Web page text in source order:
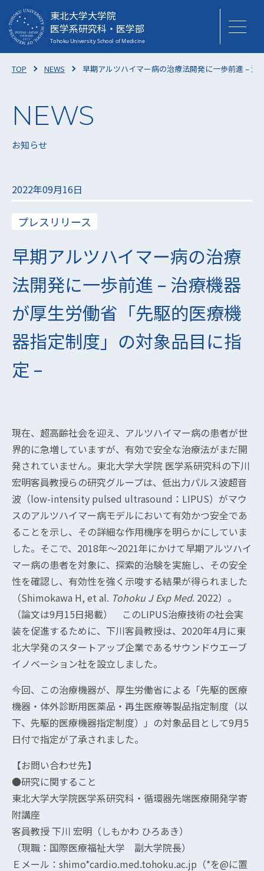
東北大学大学院
医学系研究科・医学部
TOP NEWS 早期アルツハイマー病の治療法開発に一歩前進 –
お知らせ
2022年09月16日
プレスリリース
早期アルツハイマー病の治療
法開発に一歩前進 – 治療機器
が厚生労働省「先駆的医療機
器指定制度」の対象品目に指
定 –
現在、超高齢社会を迎え、アルツハイマー病の患者が世
界的に急増していますが、有効で安全な治療法がまだ開
発されていません。東北大学大学院 医学系研究科の下川
宏明客員教授らの研究グループは、低出力パルス波超音
波（low-intensity pulsed ultrasound：LIPUS）がマウ
スのアルツハイマー病モデルにおいて有効かつ安全であ
ることを示し、その詳細な作用機序を明らかにしていま
した。そこで、2018年～2021年にかけて早期アルツハイ
マー病の患者を対象に、探索的治験を実施し、その安全
性を確認し、有効性を強く示唆する結果が得られました
（Shimokawa H, et al. Tohoku J Exp Med. 2022）。
（論文は9月15日掲載） このLIPUS治療技術の社会実
装を促進するために、下川客員教授は、2020年4月に東
北大学発のスタートアップ企業であるサウンドウエーブ
イノベーション社を設立しました。
今回、この治療機器が、厚生労働省による「先駆的医療
機器・体外診断用医薬品・再生医療等製品指定制度（以
下、先駆的医療機器指定制度）」の対象品目として9月5
日付で指定が了承されました。
【お問い合わせ先】
●研究に関すること
東北大学大学院医学系研究科・循環器先端医療開発学寄
附講座
客員教授 下川 宏明（しもかわ ひろあき）
（現職：国際医療福祉大学 副大学院長）
Ｅメール：shimo*cardio.med.tohoku.ac.jp（*を@に置